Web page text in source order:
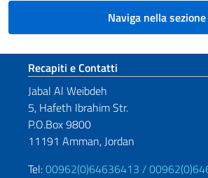
Naviga nella sezione
Sezione footer
Recapiti e Contatti
Jabal Al Weibdeh
5, Hafeth Ibrahim Str.
P.O.Box 9800
11191 Amman, Jordan
Tel:00962(0)64636413 /